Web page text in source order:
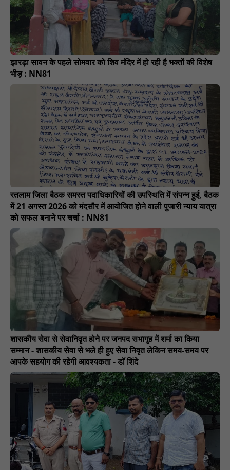
झारड़ा सावन के पहले सोमवार को शिव मंदिर में हो रही है भक्तों की विशेष
भीड़ : NN81
रतलाम जिला बैठक समस्त पदाधिकारियों की उपस्थिति में संपन्न हुई, बैठक
में 21 अगस्त 2026 को मंदसौर में आयोजित होने वाली पुजारी न्याय यात्रा
को सफल बनाने पर चर्चा : NN81
शासकीय सेवा से सेवानिवृत होने पर जनपद सभागृह में शर्मा का किया
सम्मान - शासकीय सेवा से भले ही हुए सेवा निवृत लेकिन समय-समय पर
आपके सहयोग की रहेगी आवश्यकता - डॉ शिंदे